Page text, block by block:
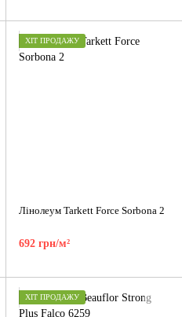
ХІТ ПРОДАЖУ
Лінолеум Tarkett Force Sorbona 2
692 грн/м²
ХІТ ПРОДАЖУ